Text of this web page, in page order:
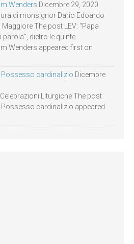
Wenders Dicembre 29, 2020
di monsignor Dario Edoardo
The post LEV: “Papa
dietro le quinte
Wenders appeared first on
Possesso cardinalizio Dicembre
Liturgiche The post
Possesso cardinalizio appeared